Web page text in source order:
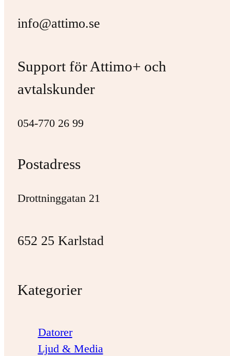
info@attimo.se
Support för Attimo+ och
avtalskunder
054-770 26 99
Postadress
Drottninggatan 21
652 25 Karlstad
Kategorier
Datorer
Ljud & Media